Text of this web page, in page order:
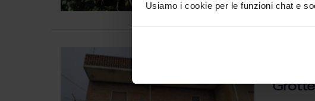
Usiamo i cookie per le funzioni chat e